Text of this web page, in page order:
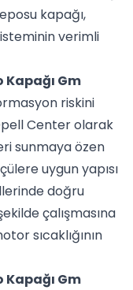
kapağı,
verimli
Gm
riskini
Center olarak
sunmaya özen
uygun yapısı
doğru
çalışmasına
sıcaklığının
Gm